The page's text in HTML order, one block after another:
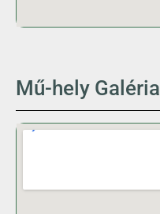
Mű-hely Galéria